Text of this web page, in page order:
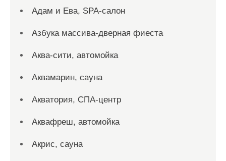
Адам и Ева, SPA-салон
Азбука массива-дверная фиеста
Аква-сити, автомойка
Аквамарин, сауна
Акватория, СПА-центр
Аквафреш, автомойка
Акрис, сауна